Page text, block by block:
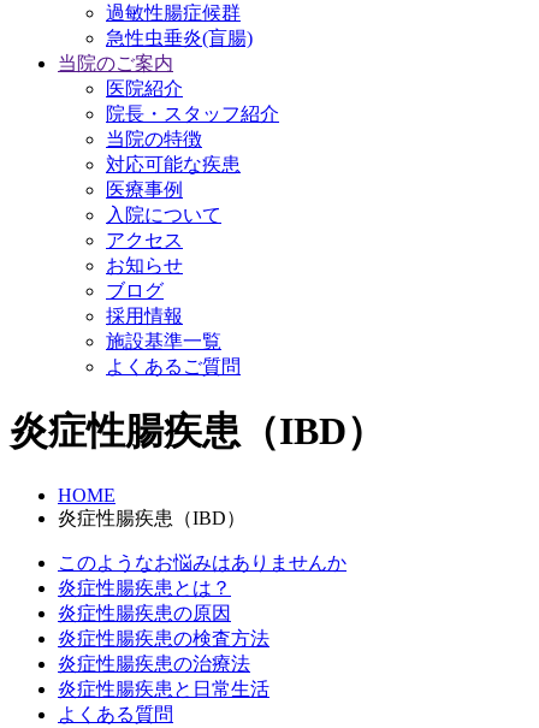
過敏性腸症候群
急性虫垂炎(盲腸)
当院のご案内
医院紹介
院長・スタッフ紹介
当院の特徴
対応可能な疾患
医療事例
入院について
アクセス
お知らせ
ブログ
採用情報
施設基準一覧
よくあるご質問
炎症性腸疾患（IBD）
HOME
炎症性腸疾患（IBD）
このようなお悩みはありませんか
炎症性腸疾患とは？
炎症性腸疾患の原因
炎症性腸疾患の検査方法
炎症性腸疾患の治療法
炎症性腸疾患と日常生活
よくある質問